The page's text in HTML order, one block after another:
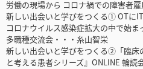
労働の現場から コロナ禍での障害者
新しい出会いと学びをつくる① OTに
コロナウイルス感染症拡大の中で始
多職種交流会・・・糸山智栄
新しい出会いと学びをつくる②「臨
と考える患者シリーズ』ONLINE 輪読